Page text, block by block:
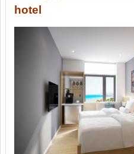
hotel